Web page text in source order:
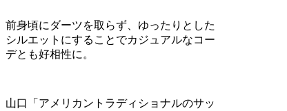
前身頃にダーツを取らず、ゆったりとした
シルエットにすることでカジュアルなコー
デとも好相性に。
山口
「アメリカントラディショナルのサッ